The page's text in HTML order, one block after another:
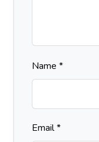
Name*
Email*